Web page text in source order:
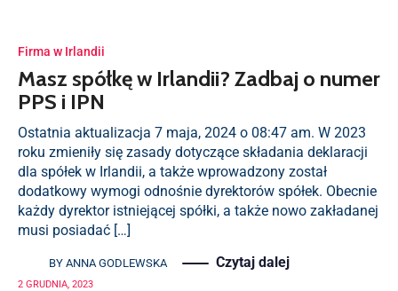
Firma w Irlandii
Masz spółkę w Irlandii? Zadbaj o numer
PPS i IPN
Ostatnia aktualizacja 7 maja, 2024 o 08:47 am. W 2023
roku zmieniły się zasady dotyczące składania deklaracji
dla spółek w Irlandii, a także wprowadzony został
dodatkowy wymogi odnośnie dyrektorów spółek. Obecnie
każdy dyrektor istniejącej spółki, a także nowo zakładanej
musi posiadać […]
BY ANNA GODLEWSKA Czytaj dalej
2 GRUDNIA, 2023